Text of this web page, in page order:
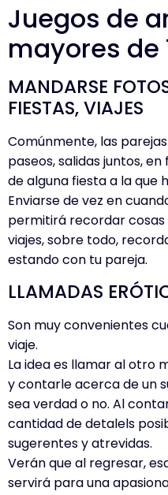
Juegos de
mayores de
MANDARSE
FIESTAS, VIAJES
Comúnmente, las
paseos, salidas juntos,
de alguna fiesta a la que
Enviarse de vez en
permitirá recordar cosas
viajes, sobre todo,
estando con tu pareja.
LLAMADAS
Son muy convenientes
viaje.
La idea es llamar al otro
y contarle acerca de un
sea verdad o no. Al
cantidad de detalels
sugerentes y atrevidas.
Verán que al regresar,
servirá para una